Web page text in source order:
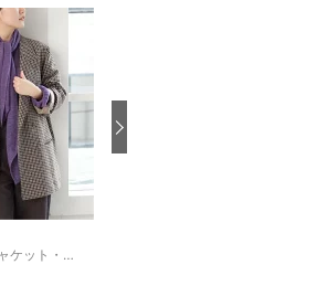
テーラードジャケット・ブレザー